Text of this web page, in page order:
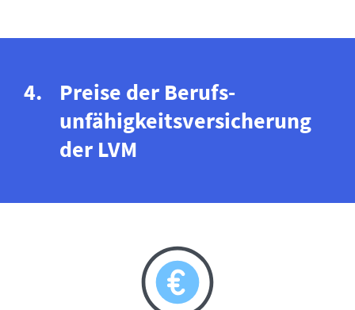
Preise der Berufs­
unfähigkeits­versicherung
der LVM